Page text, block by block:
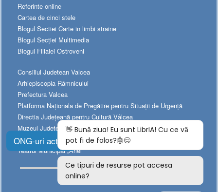
Referinte online
Cartea de cinci stele
Blogul Sectiei Carte in limbi straine
Blogul Secției Multimedia
Blogul Filialei Ostroveni
Consiliul Judetean Valcea
Arhiepiscopia Râmnicului
Prefectura Valcea
Platforma Naționala de Pregătire pentru Situații de Urgență
Directia Judeţeană pentru Cultură Vâlcea
Muzeul Judeţean de Istorie
Teatrul „Anton Pann”
Teatrul Municipal „Ariel”
ONG-uri active